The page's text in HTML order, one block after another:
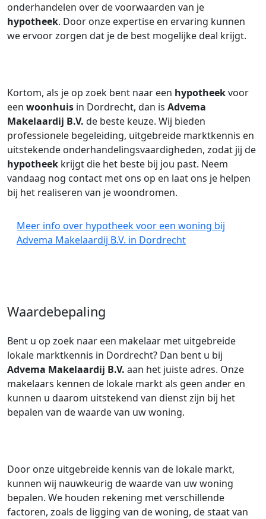
onderhandelen over de voorwaarden van je
hypotheek. Door onze expertise en ervaring kunnen
we ervoor zorgen dat je de best mogelijke deal krijgt.
Kortom, als je op zoek bent naar een hypotheekvoor
een woonhuis in Dordrecht, dan is Advema
Makelaardij B.V. de beste keuze. Wij bieden
professionele begeleiding, uitgebreide marktkennis en
uitstekende onderhandelingsvaardigheden, zodat jij de
hypotheek krijgt die het beste bij jou past. Neem
vandaag nog contact met ons op en laat ons je helpen
bij het realiseren van je woondromen.
Meer info over hypotheek voor een woning bij
Advema Makelaardij B.V. in Dordrecht
Waardebepaling
Bent u op zoek naar een makelaar met uitgebreide
lokale marktkennis in Dordrecht? Dan bent u bij
Advema Makelaardij B.V. aan het juiste adres. Onze
makelaars kennen de lokale markt als geen ander en
kunnen u daarom uitstekend van dienst zijn bij het
bepalen van de waarde van uw woning.
Door onze uitgebreide kennis van de lokale markt,
kunnen wij nauwkeurig de waarde van uw woning
bepalen. We houden rekening met verschillende
factoren, zoals de ligging van de woning, de staat van